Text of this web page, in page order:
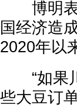
博明表
国经济造
2020年以
“如果川
些大豆订